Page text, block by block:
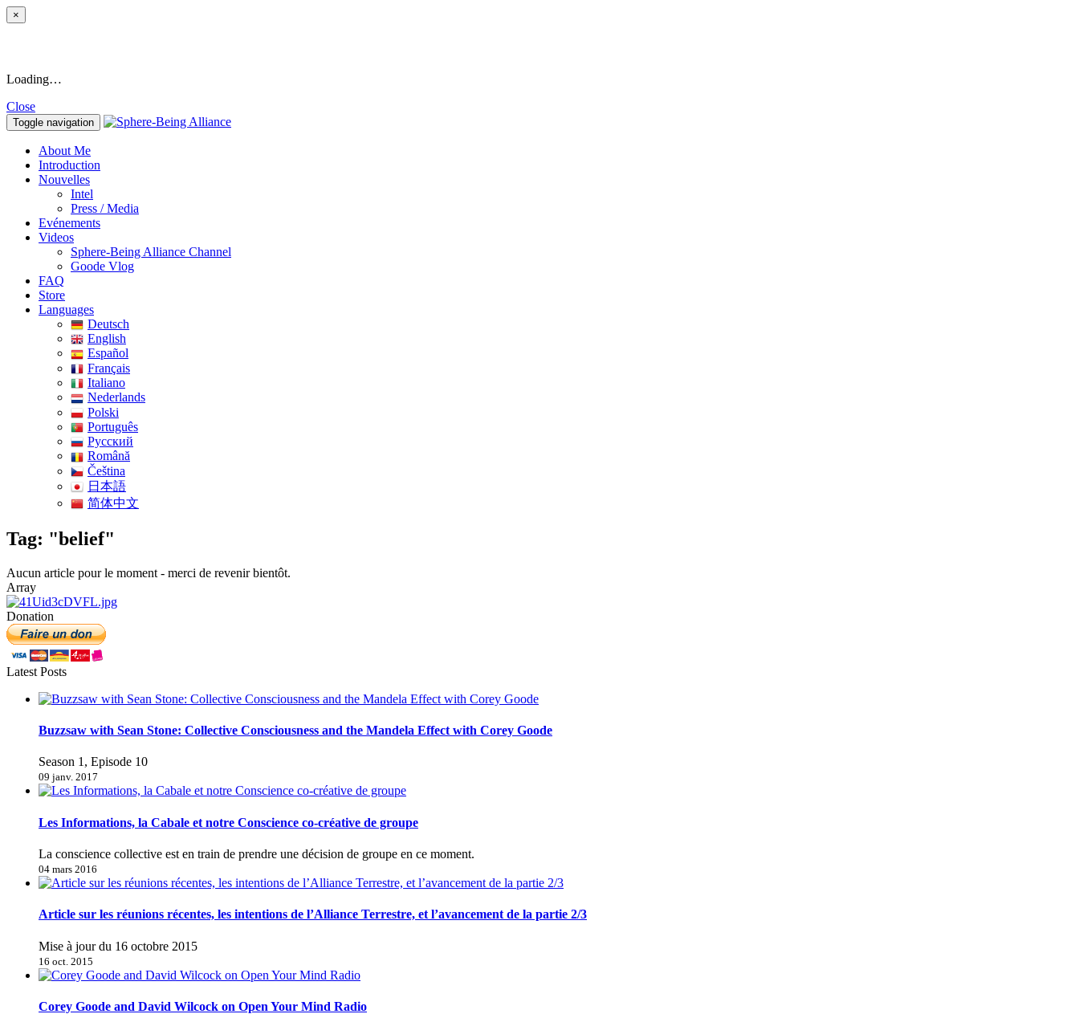
×
Loading…
Close
Toggle navigation
About Me
Introduction
Nouvelles
Intel
Press / Media
Evénements
Videos
Sphere-Being Alliance Channel
Goode Vlog
FAQ
Store
Languages
Deutsch
English
Español
Français
Italiano
Nederlands
Polski
Português
Pусский
Română
Čeština
日本語
简体中文
Tag: "belief"
Aucun article pour le moment - merci de revenir bientôt.
Array
Donation
Latest Posts
Buzzsaw with Sean Stone: Collective Consciousness and the Mandela Effect with Corey Goode
Season 1, Episode 10
09 janv. 2017
Les Informations, la Cabale et notre Conscience co-créative de groupe
La conscience collective est en train de prendre une décision de groupe en ce moment.
04 mars 2016
Article sur les réunions récentes, les intentions de l’Alliance Terrestre, et l’avancement de la partie 2/3
Mise à jour du 16 octobre 2015
16 oct. 2015
Corey Goode and David Wilcock on Open Your Mind Radio